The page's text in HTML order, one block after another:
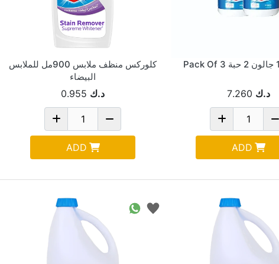
د.ك 7.260
ADD
كلوركس منظف ملابس 900مل للملابس
البيضاء
د.ك 0.955
ADD